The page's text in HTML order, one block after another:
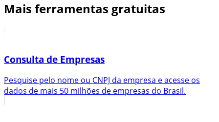
Mais ferramentas gratuitas
Consulta de Empresas
Pesquise pelo nome ou CNPJ da empresa e acesse os
dados de mais 50 milhões de empresas do Brasil.